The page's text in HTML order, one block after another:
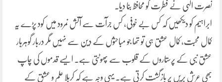
نصرت الٰہی نے فطرت کو محافظ بنا دیا۔
ابراہیم کو دیکھیں کہ کس بے خوفی، کس جرآت سے آتش نمرود میں کود پڑے یہ
کمال محبت، کمال عشق ہی تو تھا جو مباحثوں کے دین سے نہیں مگر دربار گوہربار
عشق نبی کے پرستاروں کے قلوب سے پھوٹتی ہے۔ ایسے قدموں کی چاپ
بھی عرش بریں پر بازگشت کرتی ہے۔ یہی وجہ ہے کہ کربلا علم و عشق کے